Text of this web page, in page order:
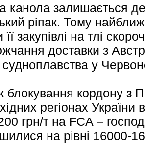
канола залишається
ріпак. Тому
її закупівлі на тлі
доставки з
у
блокування кордону з
регіонах
грн/т на FCA –
на рівні 16000-